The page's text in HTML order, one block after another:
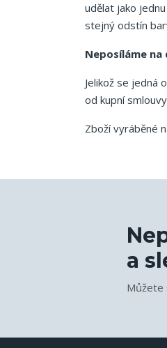
udělat jako
stejný odstín
Neposíláme
Jelikož se jedná
od kupní
Zboží vyráběné
a
Můžete